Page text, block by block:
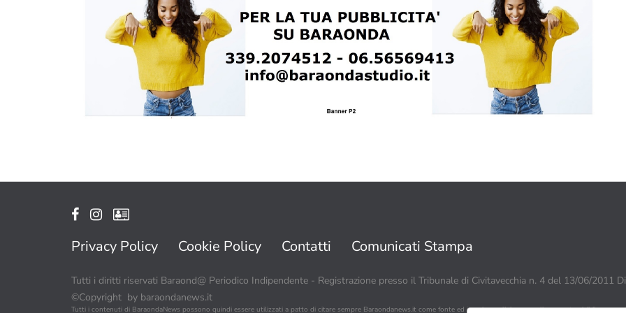
Privacy Policy Cookie Policy Contatti Comunicati Stampa
Tutti i diritti riservati Baraond@ Periodico Indipendente - Registrazione presso il Tribunale di Civitavecchia n. 4 del 13/06/2011
©Copyright by baraondanews.it
Tutti i contenuti di BaraondaNews possono quindi essere utilizzati a patto di citare sempre Baraondanews.it come fonte ed inserire un link o un collegamento visibile a